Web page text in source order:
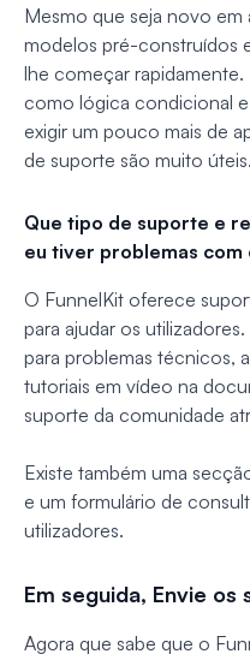
Mesmo que seja novo
modelos pré-construídos
lhe começar rapidamente.
como lógica condicional
exigir um pouco mais de
de suporte são muito úteis.
Que tipo de suporte e
eu tiver problemas com
O FunnelKit oferece
para ajudar os
para problemas técnicos,
tutoriais em vídeo na
suporte da comunidade
Existe também uma
e um formulário de
utilizadores.
Em seguida, Envie os
Agora que sabe que o